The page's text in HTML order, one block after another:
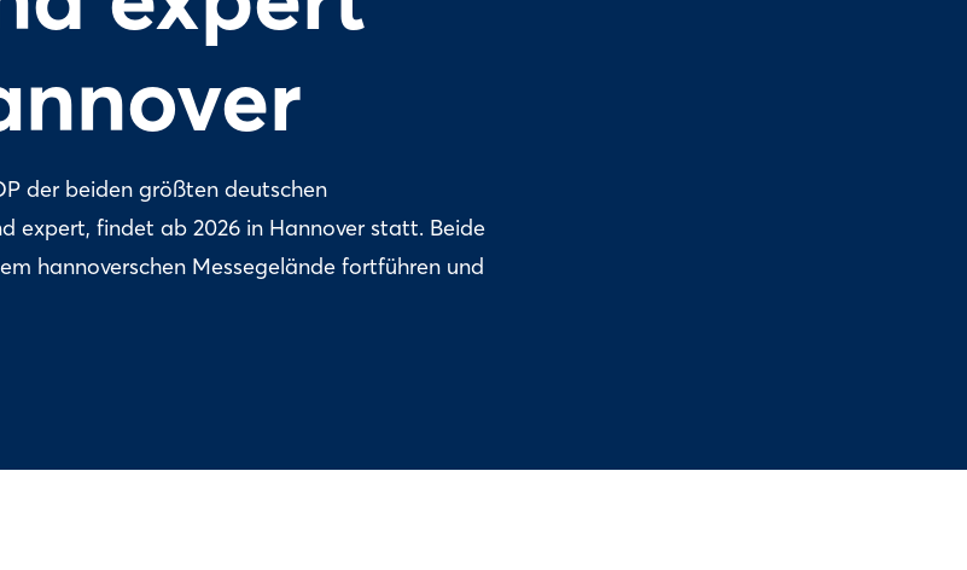
der beiden größten deutschen
expert, findet ab 2026 in Hannover statt. Beide
hannoverschen Messegelände fortführen und